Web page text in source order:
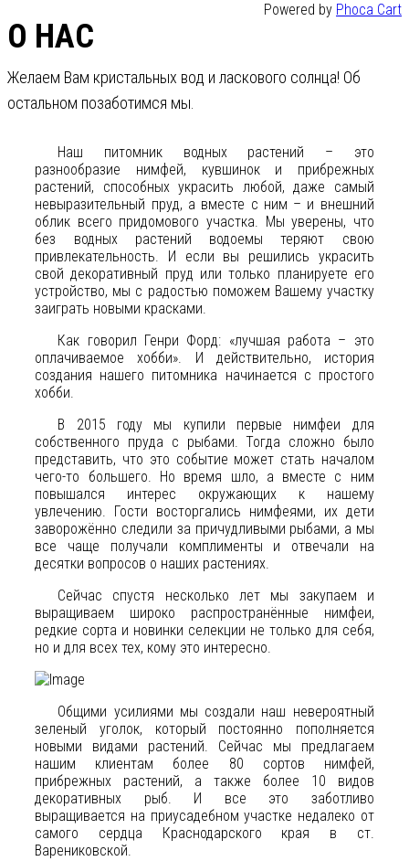
Powered by Phoca Cart
О НАС
Желаем Вам кристальных вод и ласкового солнца! Об
остальном позаботимся мы.
Наш питомник водных растений – это
разнообразие нимфей, кувшинок и прибрежных
растений, способных украсить любой, даже самый
невыразительный пруд, а вместе с ним – и внешний
облик всего придомового участка. Мы уверены, что
без водных растений водоемы теряют свою
привлекательность. И если вы решились украсить
свой декоративный пруд или только планируете его
устройство, мы с радостью поможем Вашему участку
заиграть новыми красками.
Как говорил Генри Форд: «лучшая работа – это
оплачиваемое хобби». И действительно, история
создания нашего питомника начинается с простого
хобби.
В 2015 году мы купили первые нимфеи для
собственного пруда с рыбами. Тогда сложно было
представить, что это событие может стать началом
чего-то большего. Но время шло, а вместе с ним
повышался интерес окружающих к нашему
увлечению. Гости восторгались нимфеями, их дети
заворожённо следили за причудливыми рыбами, а мы
все чаще получали комплименты и отвечали на
десятки вопросов о наших растениях.
Сейчас спустя несколько лет мы закупаем и
выращиваем широко распространённые нимфеи,
редкие сорта и новинки селекции не только для себя,
но и для всех тех, кому это интересно.
Общими усилиями мы создали наш невероятный
зеленый уголок, который постоянно пополняется
новыми видами растений. Сейчас мы предлагаем
нашим клиентам более 80 сортов нимфей,
прибрежных растений, а также более 10 видов
декоративных рыб. И все это заботливо
выращивается на приусадебном участке недалеко от
самого сердца Краснодарского края в ст.
Варениковской.